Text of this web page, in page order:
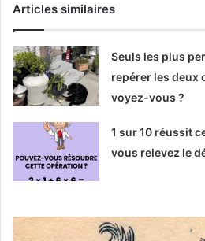
Articles similaires
Seuls les plus
repérer les deux
voyez-vous ?
1 sur 10 réussit
vous relevez le